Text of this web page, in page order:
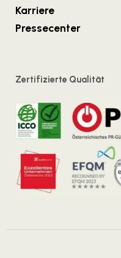
Karriere
Pressecenter
Zertifizierte Qualität